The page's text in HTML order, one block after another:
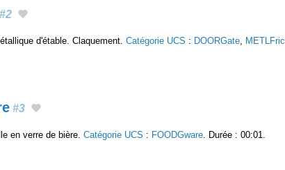
#2
d'étable. Claquement. Catégorie UCS : DOORGate, METLFric
#3
en verre de bière. Catégorie UCS : FOODGware . Durée : 00:01.